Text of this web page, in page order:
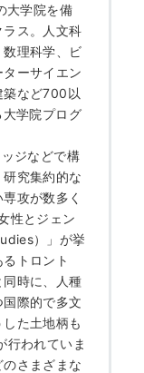
大学院を備
ラス。人文科
理科学、ビ
ーサイエン
築など700以
学院プログ
ジなどで構
究集約的な
攻が数多く
性とジェン
）」が挙
トロント
時に、人種
際的で多文
た土地柄も
行われていま
さまざまな